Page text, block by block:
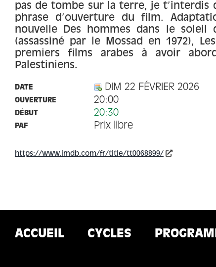
pas de tombe sur la terre, je t’interdis
phrase d’ouverture du film.
nouvelle Des hommes dans le soleil
(assassiné par le Mossad en 1972),
premiers films arabes à avoir
Palestiniens.
DATE DIM 22 FÉVRIER 2026
OUVERTURE 20:00
DÉBUT 20:30
PAF Prix libre
https://www.imdb.com/fr/title/tt0068899/
ACCUEIL CYCLES